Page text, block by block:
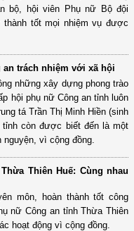
bộ, hội viên Phụ nữ Bộ đội
thành tốt mọi nhiệm vụ được
an trách nhiệm với xã hội
những xây dựng phong trào
hội phụ nữ Công an tỉnh luôn
tá Trần Thị Minh Hiền (sinh
tỉnh còn được biết đến là một
vì cộng đồng.
Thiên Huế: Cùng nhau
môn, hoàn thành tốt công
nữ Công an tỉnh Thừa Thiên
hoạt động vì cộng đồng.